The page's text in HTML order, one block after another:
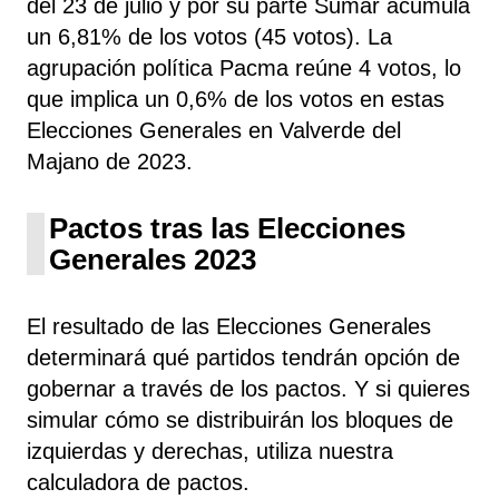
del 23 de julio y por su parte Sumar acumula
un 6,81% de los votos (45 votos). La
agrupación política Pacma reúne 4 votos, lo
que implica un 0,6% de los votos en estas
Elecciones Generales en Valverde del
Majano de 2023.
Pactos tras las Elecciones
Generales 2023
El resultado de las Elecciones Generales
determinará qué partidos tendrán opción de
gobernar a través de los pactos. Y si quieres
simular cómo se distribuirán los bloques de
izquierdas y derechas, utiliza nuestra
calculadora de pactos.